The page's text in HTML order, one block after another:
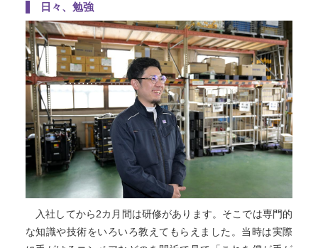
日々、勉強
入社してから2カ月間は研修があります。そこでは専門的
な知識や技術をいろいろ教えてもらえました。当時は実際